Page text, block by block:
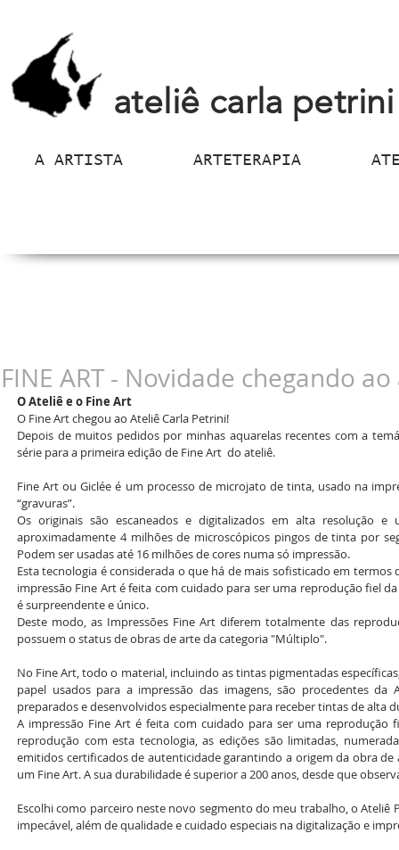
ateliê carla petrini
A ARTISTA ARTETERAPIA
FINE ART - Novidade chegando
O Ateliê e o Fine Art
O Fine Art chegou ao Ateliê Carla Petrini!
Depois de muitos pedidos por minhas aquarelas recentes com a
série para a primeira edição de Fine Art  do ateliê.
Fine Art ou Giclée é um processo de microjato de tinta, usado na
“gravuras”.
Os originais são escaneados e digitalizados em alta resolução e
aproximadamente 4 milhões de microscópicos pingos de tinta por
Podem ser usadas até 16 milhões de cores numa só impressão.
Esta tecnologia é considerada o que há de mais sofisticado em termos
impressão Fine Art é feita com cuidado para ser uma reprodução fiel
é surpreendente e único.
Deste modo, as Impressões Fine Art diferem totalmente das
possuem o status de obras de arte da categoria "Múltiplo".
No Fine Art, todo o material, incluindo as tintas pigmentadas
papel usados para a impressão das imagens, são procedentes da
preparados e desenvolvidos especialmente para receber tintas de alta
A impressão Fine Art é feita com cuidado para ser uma reprodução
reprodução com esta tecnologia, as edições são limitadas,
emitidos certificados de autenticidade garantindo a origem da obra
um Fine Art. A sua durabilidade é superior a 200 anos, desde que
Escolhi como parceiro neste novo segmento do meu trabalho, o Ateliê
impecável, além de qualidade e cuidado especiais na digitalização e